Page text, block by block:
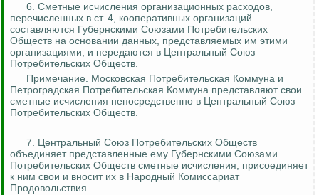
6. Сметные исчисления организационных расходов,
перечисленных в ст. 4, кооперативных организаций
составляются Губернскими Союзами Потребительских
Обществ на основании данных, представляемых им этими
организациями, и передаются в Центральный Союз
Потребительских Обществ.
Примечание. Московская Потребительская Коммуна и
Петроградская Потребительская Коммуна представляют свои
сметные исчисления непосредственно в Центральный Союз
Потребительских Обществ.
7. Центральный Союз Потребительских Обществ
объединяет представленные ему Губернскими Союзами
Потребительских Обществ сметные исчисления, присоединяет
к ним свои и вносит их в Народный Комиссариат
Продовольствия.